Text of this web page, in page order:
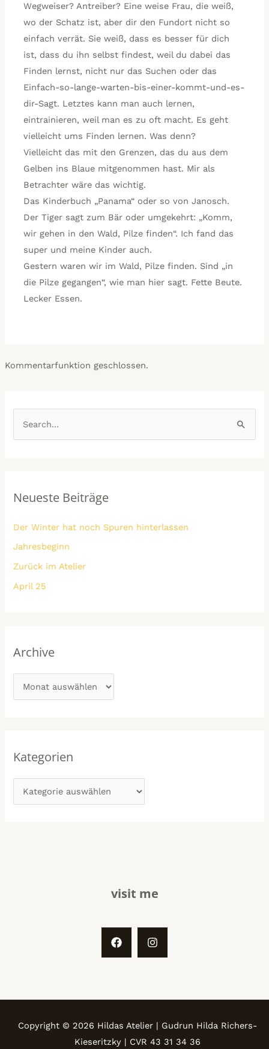
Wegweiser? Antreiber? Eine weise Frau, die weiß,
wo der Schatz ist, aber dir den Fundort nicht so
einfach verrät. Sie weiß, dass es besser für dich
ist, dass du ihn selbst findest, weil du dabei das
Finden lernst, nicht nur das Suchen oder das
Einfach-so-lange-warten-bis-einer-kommt-und-es-
dir-Sagt. Letztes kann man auch lernen,
eintrainieren, weil man es zu oft macht. Es geht
vielleicht ums Finden lernen. Was denn?
Vielleicht das mit den Grenzen, das du aus dem
Gelben ins Blaue mitgenommen hast. Mir als
Betrachter wäre das wichtig.
Das Kinderbuch „Panama“ oder so von Janosch.
Der Tiger sagt zum Bär oder umgekehrt: „Komm,
wir gehen in den Wald, Pilze finden“. Ich fand das
super und meine Kinder auch.
Gestern waren wir im Wald, Pilze finden. Sind „in
die Pilze gegangen“, wie man hier sagt. Fette Beute.
Lecker Essen.
Kommentarfunktion geschlossen.
e
n
a
c
h
Neueste Beiträge
Der Winter hat noch Spuren hinterlassen
Jahresbeginn
Zurück im Atelier
April 25
Archive
e
Kategorien
r
visit me
Copyright © 2026 Hildas Atelier | Gudrun Hilda Richers-
Kieseritzky | CVR 43 31 34 36